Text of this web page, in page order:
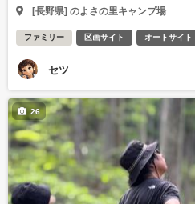
[長野県] のよさの里キャンプ場
ファミリー 区画サイト オートサイト
セツ
26